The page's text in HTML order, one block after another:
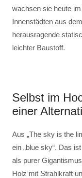
wachsen sie heute
Innenstädten aus
herausragende
leichter Baustoff.
Selbst im
einer
Aus „The sky is the
ein „blue sky“. Das
als purer
Holz mit Strahlkraft